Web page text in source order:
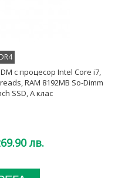
с процесор Intel Core i7,
RAM 8192MB So-Dimm
SSD, A клас
лв.